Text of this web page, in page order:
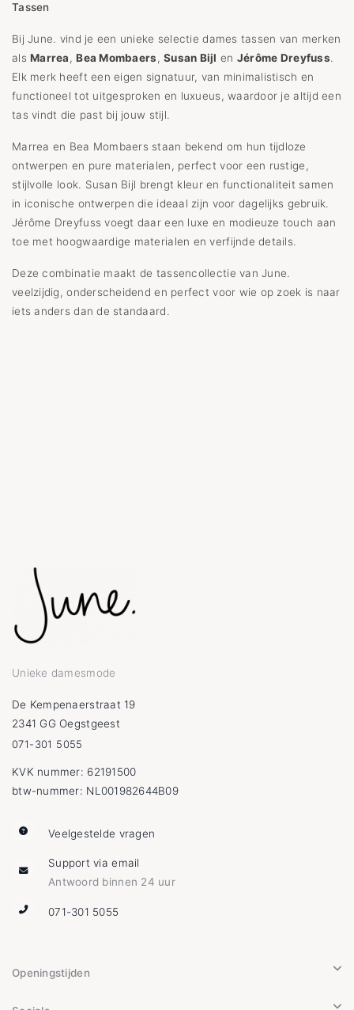
Tassen
Bij June. vind je een unieke selectie dames tassen van merken
alsMarrea,Bea Mombaers,Susan Bijl en Jérôme Dreyfuss.
Elk merk heeft een eigen signatuur, van minimalistisch en
functioneel tot uitgesproken en luxueus, waardoor je altijd een
tas vindt die past bij jouw stijl.
Marrea en Bea Mombaers staan bekend om hun tijdloze
ontwerpen en pure materialen, perfect voor een rustige,
stijlvolle look. Susan Bijl brengt kleur en functionaliteit samen
in iconische ontwerpen die ideaal zijn voor dagelijks gebruik.
Jérôme Dreyfuss voegt daar een luxe en modieuze touch aan
toe met hoogwaardige materialen en verfijnde details.
Deze combinatie maakt de tassencollectie van June.
veelzijdig, onderscheidend en perfect voor wie op zoek is naar
iets anders dan de standaard.
Unieke damesmode
De Kempenaerstraat 19
2341 GG Oegstgeest
071-301 5055
KVK nummer: 62191500
btw-nummer: NL001982644B09
Veelgestelde vragen
Support via email
Antwoord binnen 24 uur
071-301 5055
Openingstijden